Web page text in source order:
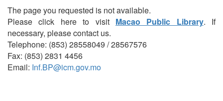
The page you requested is not available.
Please click here to visit Macao Public Library. If
necessary, please contact us.
Telephone: (853) 28558049 / 28567576
Fax: (853) 2831 4456
Email: Inf.BP@icm.gov.mo